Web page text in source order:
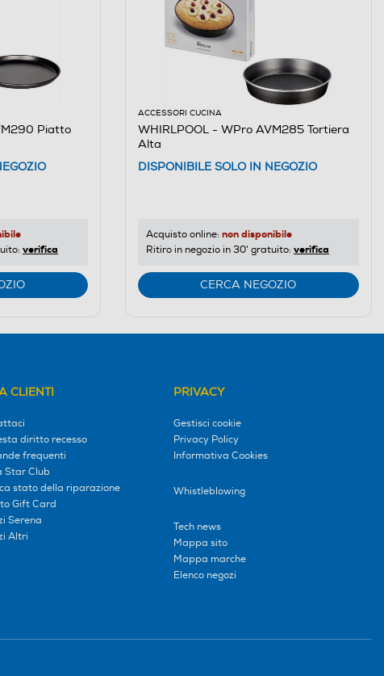
Piatto
verifica
ACCESSORI CUCINA
WHIRLPOOL - WPro AVM285 Tortiera
Alta
DISPONIBILE SOLO IN NEGOZIO
Acquisto online: non disponibile
Ritiro in negozio in 30' gratuito: verifica
CERCA NEGOZIO
CLIENTI
diritto recesso
frequenti
Star Club
stato della riparazione
Gift Card
Serena
Altri
PRIVACY
Gestisci cookie
Privacy Policy
Informativa Cookies
Whistleblowing
Tech news
Mappa sito
Mappa marche
Elenco negozi